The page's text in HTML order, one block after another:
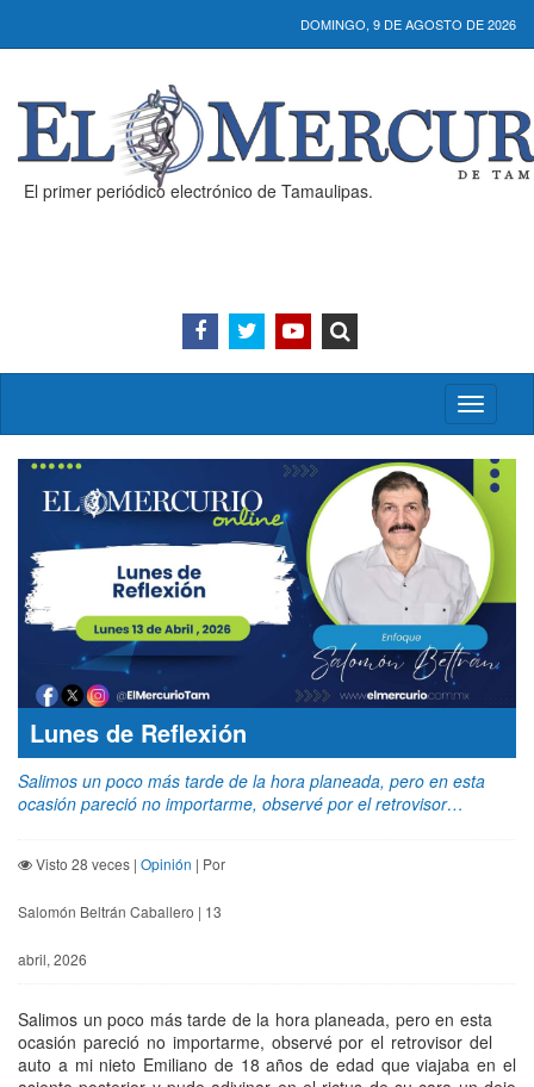
DOMINGO, 9 DE AGOSTO DE 2026
El primer periódico electrónico de Tamaulipas.
Activar/
menú
Lunes de Reflexión
Salimos un poco más tarde de la hora planeada, pero en esta
ocasión pareció no importarme, observé por el retrovisor…
Visto 28 veces | Opinión | Por
Salomón Beltrán Caballero | 13
abril, 2026
Salimos un poco más tarde de la hora planeada, pero en esta
ocasión pareció no importarme, observé por el retrovisor del
auto a mi nieto Emiliano de 18 años de edad que viajaba en el